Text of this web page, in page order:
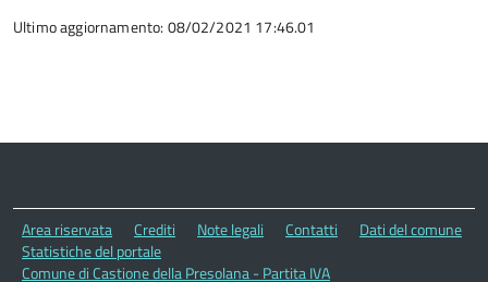
Ultimo aggiornamento: 08/02/2021 17:46.01
Area riservata Crediti Note legali Contatti
Dati del comune
Statistiche del portale
Comune di Castione della Presolana - Partita IVA